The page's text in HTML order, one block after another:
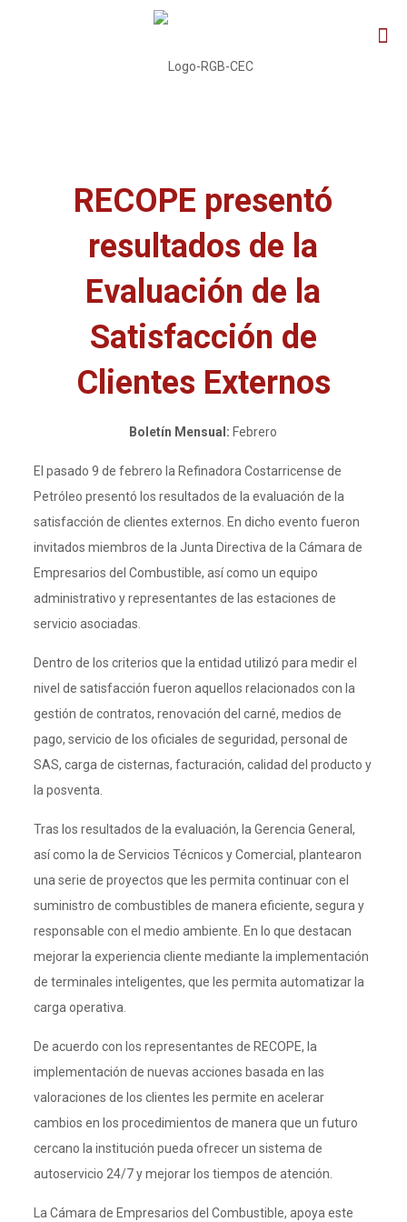
RECOPE presentó
resultados de la
Evaluación de la
Satisfacción de
Clientes Externos
Boletín Mensual: Febrero
El pasado 9 de febrero la Refinadora Costarricense de
Petróleo presentó los resultados de la evaluación de la
satisfacción de clientes externos. En dicho evento fueron
invitados miembros de la Junta Directiva de la Cámara de
Empresarios del Combustible, así como un equipo
administrativo y representantes de las estaciones de
servicio asociadas.
Dentro de los criterios que la entidad utilizó para medir el
nivel de satisfacción fueron aquellos relacionados con la
gestión de contratos, renovación del carné, medios de
pago, servicio de los oficiales de seguridad, personal de
SAS, carga de cisternas, facturación, calidad del producto y
la posventa.
Tras los resultados de la evaluación, la Gerencia General,
así como la de Servicios Técnicos y Comercial, plantearon
una serie de proyectos que les permita continuar con el
suministro de combustibles de manera eficiente, segura y
responsable con el medio ambiente. En lo que destacan
mejorar la experiencia cliente mediante la implementación
de terminales inteligentes, que les permita automatizar la
carga operativa.
De acuerdo con los representantes de RECOPE, la
implementación de nuevas acciones basada en las
valoraciones de los clientes les permite en acelerar
cambios en los procedimientos de manera que un futuro
cercano la institución pueda ofrecer un sistema de
autoservicio 24/7 y mejorar los tiempos de atención.
La Cámara de Empresarios del Combustible, apoya este